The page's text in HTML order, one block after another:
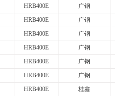
HRB400E
广钢
HRB400E
广钢
HRB400E
广钢
HRB400E
广钢
HRB400E
广钢
HRB400E
广钢
HRB400E
桂鑫